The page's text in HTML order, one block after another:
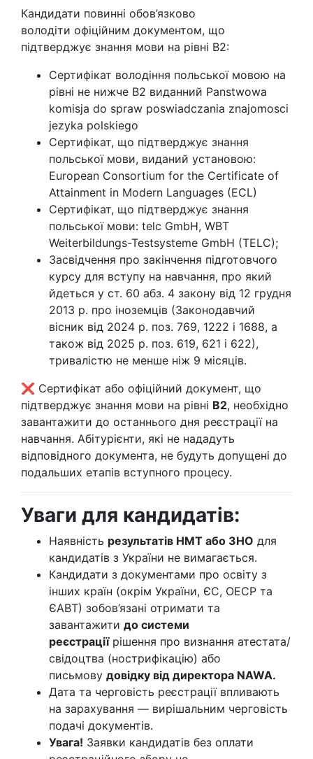
Кандидати повинні обов’язково
володіти офіційним документом, що
підтверджує знання мови на рівні B2:
Сертифікат володіння польської мовою на
рівні не нижче В2 виданний Panstwowa
komisja do spraw poswiadczania znajomosci
jezyka polskiego
Сертифікат, що підтверджує знання
польської мови, виданий установою:
European Consortium for the Certificate of
Attainment in Modern Languages (ECL)
Сертифікат, що підтверджує знання
польської мови: telc GmbH, WBT
Weiterbildungs-Testsysteme GmbH (TELC);
Засвідчення про закінчення підготовчого
курсу для вступу на навчання, про який
йдеться у ст. 60 абз. 4 закону від 12 грудня
2013 р. про іноземців (Законодавчий
вісник від 2024 р. поз. 769, 1222 і 1688, а
також від 2025 р. поз. 619, 621 і 622),
тривалістю не менше ніж 9 місяців.
❌ Сертифікат або офіційний документ, що
підтверджує знання мови на рівні B2, необхідно
завантажити до останнього дня реєстрації на
навчання. Абітурієнти, які не нададуть
відповідного документа, не будуть допущені до
подальших етапів вступного процесу.
Уваги для кандидатів:
Наявність результатів НМТ або ЗНО для
кандидатів з України не вимагається.
Кандидати з документами про освіту з
інших країн (окрім України, ЄС, ОЕСР та
ЄАВТ) зобов’язані отримати та
завантажити до системи
реєстраціїрішення про визнання атестата/
свідоцтва (нострифікацію) або
письмову довідку від директора NAWA.
Дата та черговість реєстрації впливають
на зарахування — вирішальним черговість
подачі документів.
Увага! Заявки кандидатів без оплати